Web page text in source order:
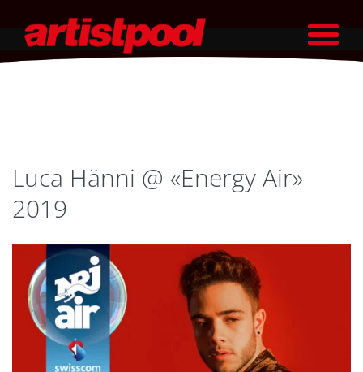
Luca Hänni @ «Energy Air»
2019